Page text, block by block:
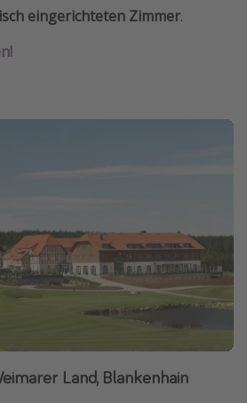
eingerichteten Zimmer.
Land, Blankenhain